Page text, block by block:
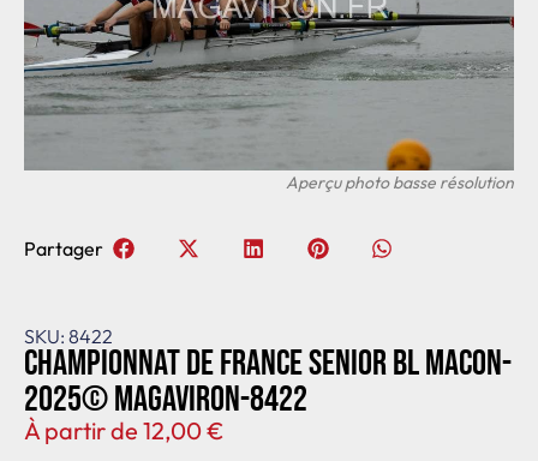
SKU: 8422
Championnat de France senior BL Macon-
2025© MagAviron-8422
À partir de 12,00€
Partager